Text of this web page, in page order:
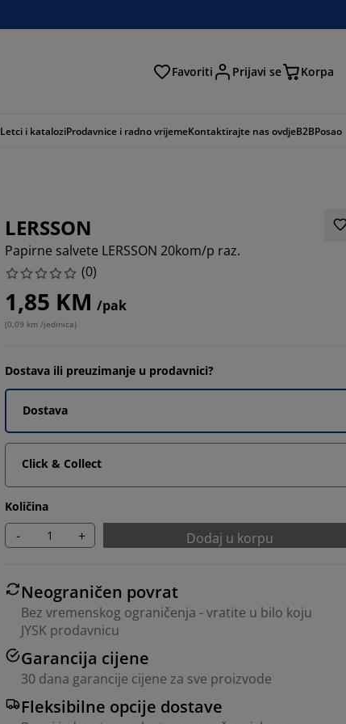
Favoriti Prijavi se Korpa
Letci i kataloziProdavnice i radno vrijemeKontaktirajte nas ovdjeB2BPosao
LERSSON
Papirne salvete LERSSON 20kom/p raz.
(0)
1,85 KM /pak
(0,09 km /jedinica)
Dostava ili preuzimanje u prodavnici?
Dostava
Click & Collect
Količina
- + Dodaj u korpu
Neograničen povrat
Bez vremenskog ograničenja - vratite u bilo koju
JYSK prodavnicu
Garancija cijene
30 dana garancije cijene za sve proizvode
Fleksibilne opcije dostave